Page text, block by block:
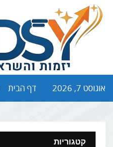
אוגוסט 7, 2026 דף הבית
קטגוריות